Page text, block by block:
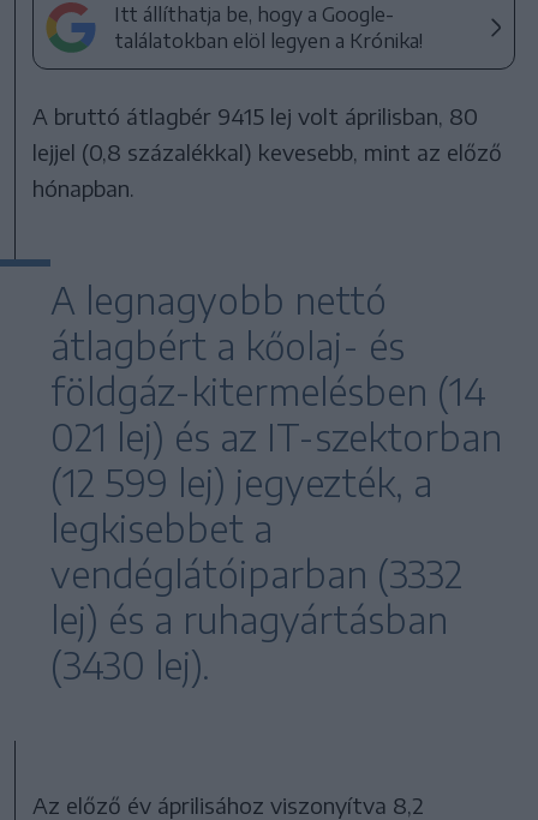
Itt állíthatja be, hogy a Google-
találatokban elöl legyen a Krónika!
A bruttó átlagbér 9415 lej volt áprilisban, 80
lejjel (0,8 százalékkal) kevesebb, mint az előző
hónapban.
A legnagyobb nettó
átlagbért a kőolaj- és
földgáz-kitermelésben (14
021 lej) és az IT-szektorban
(12 599 lej) jegyezték, a
legkisebbet a
vendéglátóiparban (3332
lej) és a ruhagyártásban
(3430 lej).
Az előző év áprilisához viszonyítva 8,2